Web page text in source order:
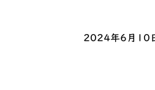
2024年6月10